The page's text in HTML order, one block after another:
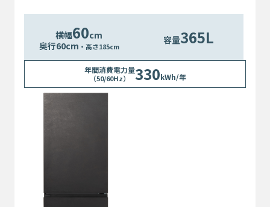
横幅60cm
奥行60cm ・高さ185cm
容量365L
年間消費電力量
（50/60Hz） 330kWh/年